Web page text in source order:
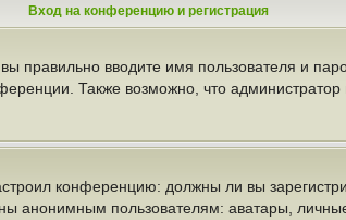
Вход на конференцию и регистрация
правильно вводите имя пользователя и
Также возможно, что
конференцию: должны ли вы
анонимным пользователям: аватары,